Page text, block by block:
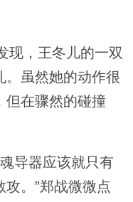
，王冬儿的一双
。虽然她的动作很
但在骤然的碰撞
导器应该就只有
。”郑战微微点